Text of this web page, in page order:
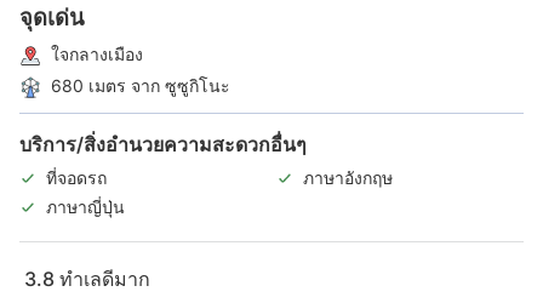
จุดเด่น
ใจกลางเมือง
680 เมตร จาก ซูซูกิโนะ
บริการ/สิ่งอำนวยความสะดวกอื่นๆ
ที่จอดรถ
ภาษาอังกฤษ
ภาษาญี่ปุ่น
3.8 ทำเลดีมาก